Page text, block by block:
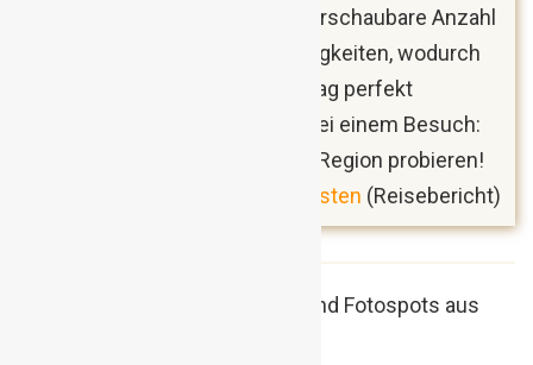
Plätzchen. Es gibt nur eine überschaubare Anzahl
an interessanten Sehenswürdigkeiten, wodurch
man die Stadt ideal an einem Tag perfekt
erkunden kann. Ganz wichtig bei einem Besuch:
unbedingt den guten Wein der Region probieren!
Ptuj: Ein Städtetrip für Minimalisten (Reisebericht)